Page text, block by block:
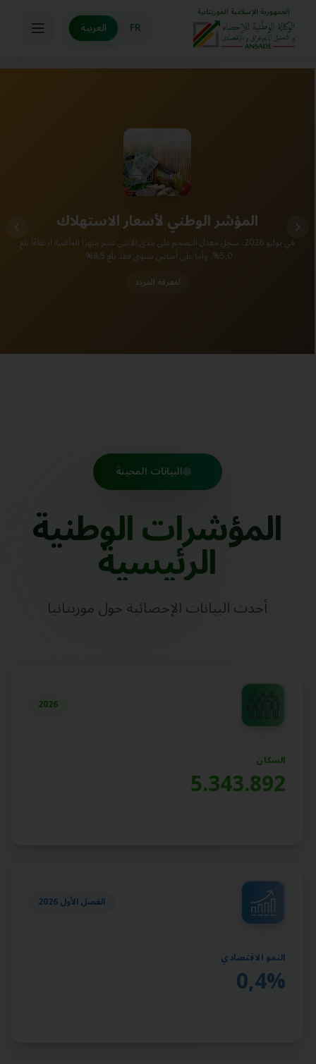
Aller au contenu principal
الجمهورية الإسلامية الموريتانية
FR العربية
المؤشر الوطني لأسعار الاستهلاك
في يوليو 2026، سجل معدل التضخم على مدى الاثني عشر شهرًا الماضية ارتفاعًا بلغ
5,0%. وأما على أساس سنوي فقد بلغ 8,5%.
لمعرفة المزيد
البيانات المحينة
المؤشرات الوطنية
الرئيسية
أحدث البيانات الإحصائية حول موريتانيا
2026
السكان
5.343.892
الفصل الأول 2026
النمو الاقتصادي
0,4%